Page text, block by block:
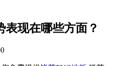
表现在哪些方面？